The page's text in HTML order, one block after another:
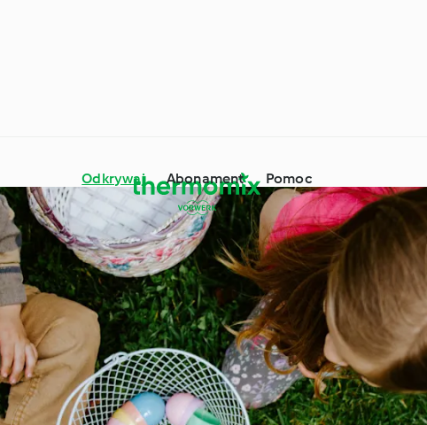
Odkrywaj Abonament Pomoc
- porady i
Składniki
okazje i pory roku
Dookoła świata z
Cookidoo®